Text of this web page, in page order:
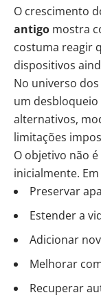
O crescimento
antigo mostra
costuma reagir
dispositivos
No universo
um
alternativos,
limitações
O objetivo não
inicialmente.
Preservar
Estender a
Adicionar
Melhorar
Recuperar